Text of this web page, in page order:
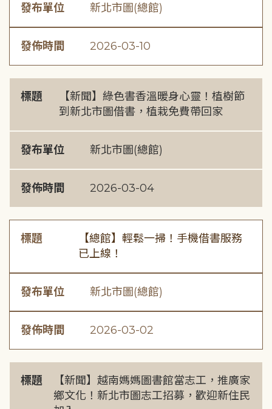
發布單位 新北市圖(總館)
發佈時間 2026-03-10
標題
【新聞】綠色書香溫暖身心靈！植樹節
到新北市圖借書，植栽免費帶回家
發布單位 新北市圖(總館)
發佈時間 2026-03-04
標題
【總館】輕鬆一掃！手機借書服務
已上線！
發布單位 新北市圖(總館)
發佈時間 2026-03-02
標題
【新聞】越南媽媽圖書館當志工，推廣家
鄉文化！新北市圖志工招募，歡迎新住民